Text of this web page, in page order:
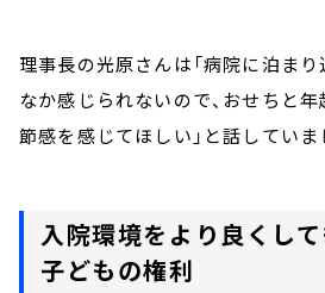
理事長の光原さんは「病院に泊ま
なか感じられないので、おせちと
節感を感じてほしい」と話していま
入院環境をより良くし
子どもの権利